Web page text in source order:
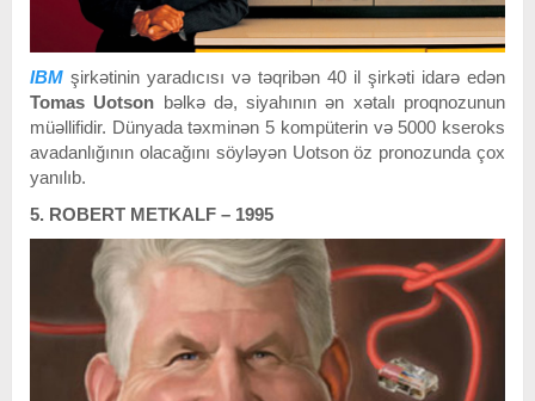
IBM şirkətinin yaradıcısı və təqribən 40 il şirkəti idarə edən
Tomas Uotson bəlkə də, siyahının ən xətalı proqnozunun
müəllifidir. Dünyada təxminən 5 kompüterin və 5000 kseroks
avadanlığının olacağını söyləyən Uotson öz pronozunda çox
yanılıb.
5. ROBERT METKALF – 1995